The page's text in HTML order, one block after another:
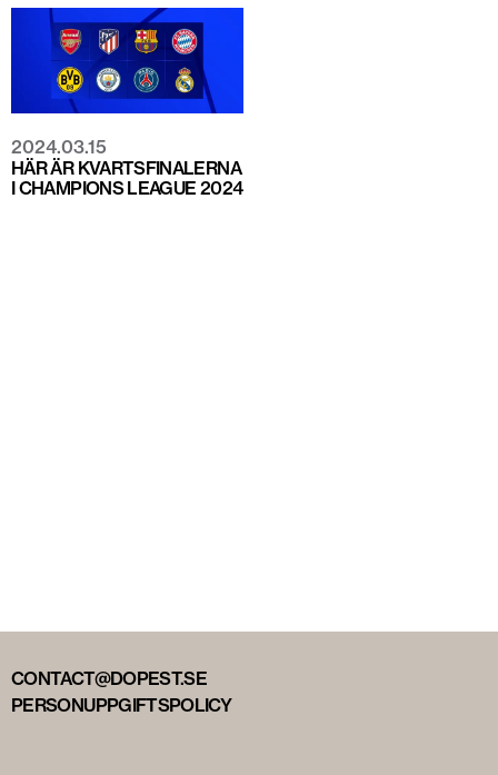
2024.03.15
HÄR ÄR KVARTSFINALERNA
I CHAMPIONS LEAGUE 2024
CONTACT@DOPEST.SE
PERSONUPPGIFTSPOLICY